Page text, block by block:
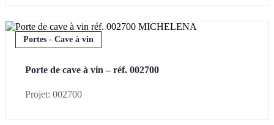
Portes - Cave à vin
Porte de cave à vin – réf. 002700
Projet: 002700